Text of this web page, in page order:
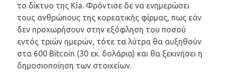
το δίκτυο της Kia. Φρόντισε δε να ενημερώσει
τους ανθρώπους της κορεατικής φίρμας, πως εάν
δεν προχωρήσουν στην εξόφληση του ποσού
εντός τριών ημερών, τότε τα λύτρα θα αυξηθούν
στα 600 Bitcoin (30 εκ. δολάρια) και θα ξεκινήσει η
δημοσιοποίηση των στοιχείων.